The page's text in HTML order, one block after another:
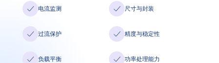
联系我们
Language
电流监测
过流保护
负载平衡
尺寸与封装
精度与稳定性
功率处理能力